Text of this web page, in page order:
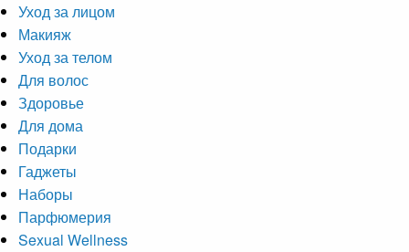
Уход за лицом
Макияж
Уход за телом
Для волос
Здоровье
Для дома
Подарки
Гаджеты
Наборы
Парфюмерия
Sexual Wellness